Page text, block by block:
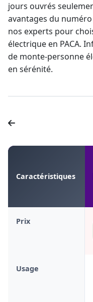
jours ouvrés
avantages du
nos experts pour
électrique en PACA.
de monte-personne
en sérénité.
Caractéristiques
Prix
Usage